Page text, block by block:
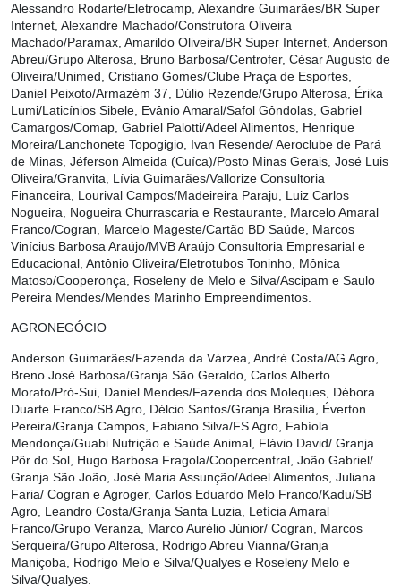
Alessandro Rodarte/Eletrocamp, Alexandre Guimarães/BR Super
Internet, Alexandre Machado/Construtora Oliveira
Machado/Paramax, Amarildo Oliveira/BR Super Internet, Anderson
Abreu/Grupo Alterosa, Bruno Barbosa/Centrofer, César Augusto de
Oliveira/Unimed, Cristiano Gomes/Clube Praça de Esportes,
Daniel Peixoto/Armazém 37, Dúlio Rezende/Grupo Alterosa, Érika
Lumi/Laticínios Sibele, Evânio Amaral/Safol Gôndolas, Gabriel
Camargos/Comap, Gabriel Palotti/Adeel Alimentos, Henrique
Moreira/Lanchonete Topogigio, Ivan Resende/ Aeroclube de Pará
de Minas, Jéferson Almeida (Cuíca)/Posto Minas Gerais, José Luis
Oliveira/Granvita, Lívia Guimarães/Vallorize Consultoria
Financeira, Lourival Campos/Madeireira Paraju, Luiz Carlos
Nogueira, Nogueira Churrascaria e Restaurante, Marcelo Amaral
Franco/Cogran, Marcelo Mageste/Cartão BD Saúde, Marcos
Vinícius Barbosa Araújo/MVB Araújo Consultoria Empresarial e
Educacional, Antônio Oliveira/Eletrotubos Toninho, Mônica
Matoso/Cooperonça, Roseleny de Melo e Silva/Ascipam e Saulo
Pereira Mendes/Mendes Marinho Empreendimentos.
AGRONEGÓCIO
Anderson Guimarães/Fazenda da Várzea, André Costa/AG Agro,
Breno José Barbosa/Granja São Geraldo, Carlos Alberto
Morato/Pró-Sui, Daniel Mendes/Fazenda dos Moleques, Débora
Duarte Franco/SB Agro, Délcio Santos/Granja Brasília, Éverton
Pereira/Granja Campos, Fabiano Silva/FS Agro, Fabíola
Mendonça/Guabi Nutrição e Saúde Animal, Flávio David/ Granja
Pôr do Sol, Hugo Barbosa Fragola/Coopercentral, João Gabriel/
Granja São João, José Maria Assunção/Adeel Alimentos, Juliana
Faria/ Cogran e Agroger, Carlos Eduardo Melo Franco/Kadu/SB
Agro, Leandro Costa/Granja Santa Luzia, Letícia Amaral
Franco/Grupo Veranza, Marco Aurélio Júnior/ Cogran, Marcos
Serqueira/Grupo Alterosa, Rodrigo Abreu Vianna/Granja
Maniçoba, Rodrigo Melo e Silva/Qualyes e Roseleny Melo e
Silva/Qualyes.